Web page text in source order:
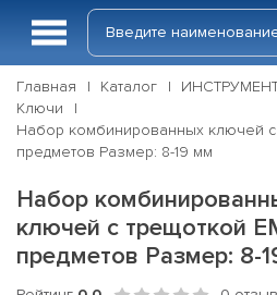
Главная Каталог
Ключи
Набор комбинированных ключей с
предметов Размер: 8-19 мм
Набор
ключей с трещоткой
предметов Размер: 8-